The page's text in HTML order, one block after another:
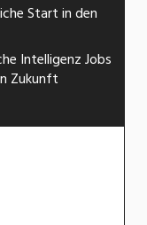
Start in den
Intelligenz Jobs
Zukunft